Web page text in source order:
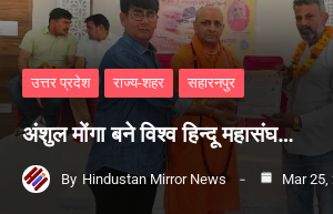
उत्तर प्रदेश राज्य-शहर सहारनपुर
अंशुल मोंगा बने विश्व हिन्दू महासंघ…
By Hindustan Mirror News Mar 25,